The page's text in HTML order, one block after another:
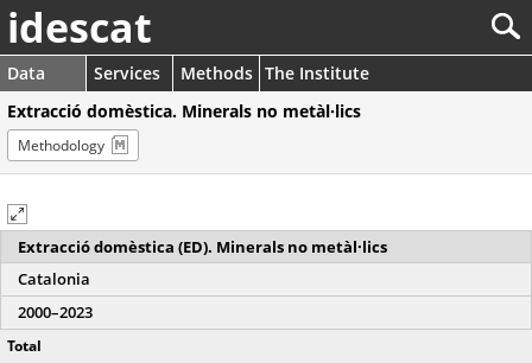
idescat
Data Services Methods The Institute
Extracció domèstica. Minerals no metàl·lics
Methodology
Extracció domèstica (ED). Minerals no metàl·lics
Catalonia
2000–2023
Total